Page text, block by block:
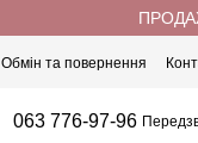
Обмін та повернення
063 776-97-96